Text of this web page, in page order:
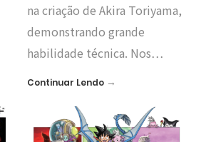
na criação de Akira Toriyama,
demonstrando grande
habilidade técnica. Nos…
Continuar Lendo→